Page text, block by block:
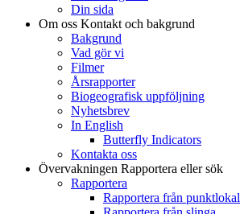
Din sida
Om oss Kontakt och bakgrund
Bakgrund
Vad gör vi
Filmer
Årsrapporter
Biogeografisk uppföljning
Nyhetsbrev
In English
Butterfly Indicators
Kontakta oss
Övervakningen Rapportera eller sök
Rapportera
Rapportera från punktlokal